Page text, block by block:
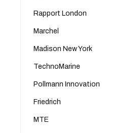
Rapport London
Marchel
Madison New York
TechnoMarine
Pollmann Innovation
Friedrich
MTE